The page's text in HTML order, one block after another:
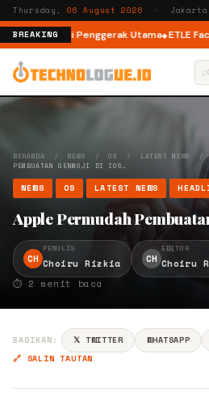
Thursday,06 August 2026 · Jakarta,
BREAKING
Listrik Jadi Penggerak Utama ETLE Face
⌕
BERANDA / NEWS /OS / LATEST NEWS
PEMBUATAN GENMOJI DI IOS…
NEWS OS LATEST NEWS
Apple Permudah
CH
PENULIS
Choiru Rizkia CH
EDITOR
Choiru
⏱ 2 menit baca
BAGIKAN: 𝕏 TWITTER WHATSAPP
🔗 SALIN TAUTAN